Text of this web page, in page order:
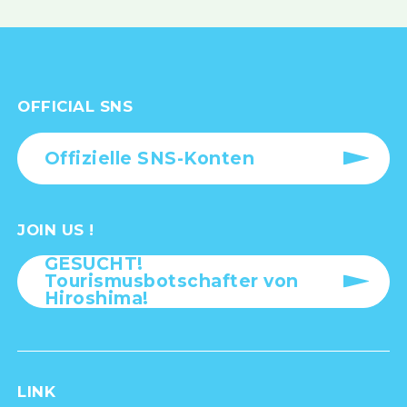
OFFICIAL SNS
Offizielle SNS-Konten
JOIN US !
GESUCHT!
Tourismusbotschafter von
Hiroshima!
LINK